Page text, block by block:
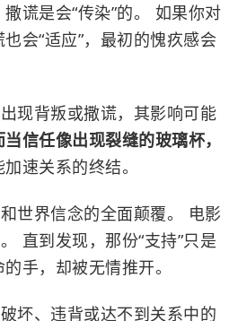
谎是会“传染”的。 如果你对
会“适应”，最初的愧疚感会
现背叛或撒谎，其影响可能
当信任像出现裂缝的玻璃杯，
速关系的终结。
世界信念的全面颠覆。 电影
直到发现，那份“支持”只是
手，却被无情推开。
坏、违背或达不到关系中的